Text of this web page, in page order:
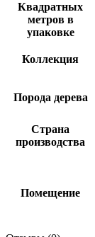
Квадратных
метров в
упаковке
Коллекция
Порода дерева
Страна
производства
Помещение